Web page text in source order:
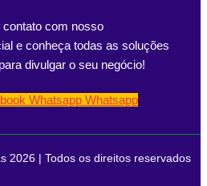
contato com nosso
e conheça todas as soluções
divulgar o seu negócio!
Whatsapp Whatsapp
2026 | Todos os direitos reservados